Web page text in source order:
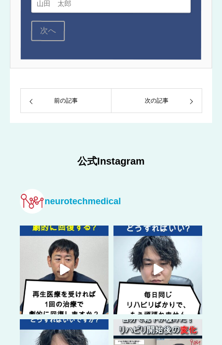
次へ
前の記事 次の記事
公式Instagram
neurotechmedical